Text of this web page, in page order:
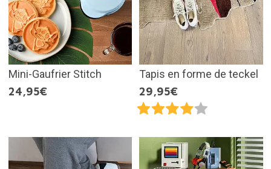
Mini-Gaufrier Stitch
24,95€
Tapis en forme de teckel
29,95€